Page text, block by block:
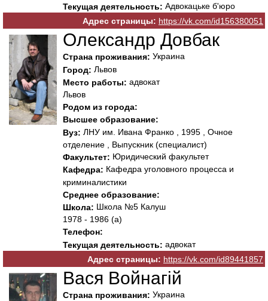
Текущая деятельность: Адвокацьке б'юро
Адрес страницы: https://vk.com/id156380051
Олександр Довбак
Страна проживания: Украина
Город: Львов
Место работы: адвокат
Львов
Родом из города:
Высшее образование:
Вуз: ЛНУ им. Ивана Франко , 1995 , Очное
отделение , Выпускник (специалист)
Факультет: Юридический факультет
Кафедра: Кафедра уголовного процесса и
криминалистики
Среднее образование:
Школа: Школа №5 Калуш
1978 - 1986 (а)
Телефон:
Текущая деятельность: адвокат
Адрес страницы: https://vk.com/id89441857
Вася Войнагій
Страна проживания: Украина